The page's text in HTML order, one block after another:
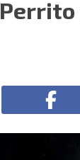
Perrito